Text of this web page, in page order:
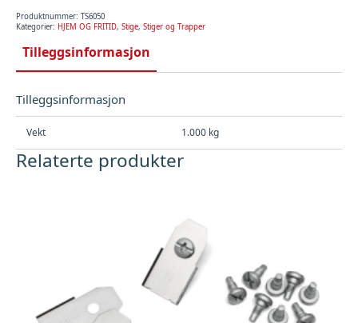
Produktnummer: TS6050
Kategorier: HJEM OG FRITID, Stige, Stiger og Trapper
Tilleggsinformasjon
Tilleggsinformasjon
Vekt 1.000 kg
Relaterte produkter